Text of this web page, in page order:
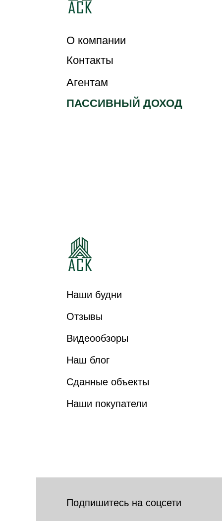
О компании
ПАССИВНЫЙ ДОХОД
Контакты
Агентам
Наши будни
Отзывы
Видеообзоры
Наш блог
Сданные объекты
Наши покупатели
Подпишитесь на соцсети